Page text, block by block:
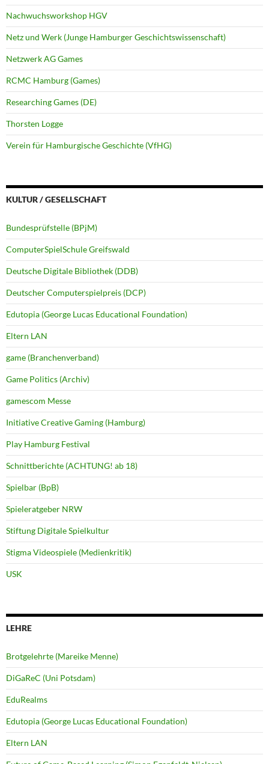
Nachwuchsworkshop HGV
Netz und Werk (Junge Hamburger Geschichtswissenschaft)
Netzwerk AG Games
RCMC Hamburg (Games)
Researching Games (DE)
Thorsten Logge
Verein für Hamburgische Geschichte (VfHG)
KULTUR / GESELLSCHAFT
Bundesprüfstelle (BPjM)
ComputerSpielSchule Greifswald
Deutsche Digitale Bibliothek (DDB)
Deutscher Computerspielpreis (DCP)
Edutopia (George Lucas Educational Foundation)
Eltern LAN
game (Branchenverband)
Game Politics (Archiv)
gamescom Messe
Initiative Creative Gaming (Hamburg)
Play Hamburg Festival
Schnittberichte (ACHTUNG! ab 18)
Spielbar (BpB)
Spieleratgeber NRW
Stiftung Digitale Spielkultur
Stigma Videospiele (Medienkritik)
USK
LEHRE
Brotgelehrte (Mareike Menne)
DiGaReC (Uni Potsdam)
EduRealms
Edutopia (George Lucas Educational Foundation)
Eltern LAN